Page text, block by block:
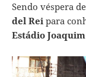
Sendo véspera
del Rei para
Estádio